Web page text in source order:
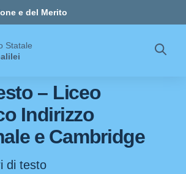
e del Merito
Statale
– Liceo
Indirizzo
e Cambridge
di testo